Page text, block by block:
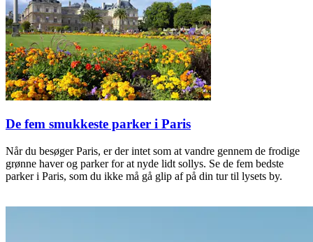
De fem smukkeste parker i Paris
Når du besøger Paris, er der intet som at vandre gennem de frodige
grønne haver og parker for at nyde lidt sollys. Se de fem bedste
parker i Paris, som du ikke må gå glip af på din tur til lysets by.